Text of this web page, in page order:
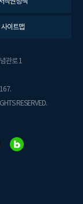
사이트맵
관로 1
RESERVED.